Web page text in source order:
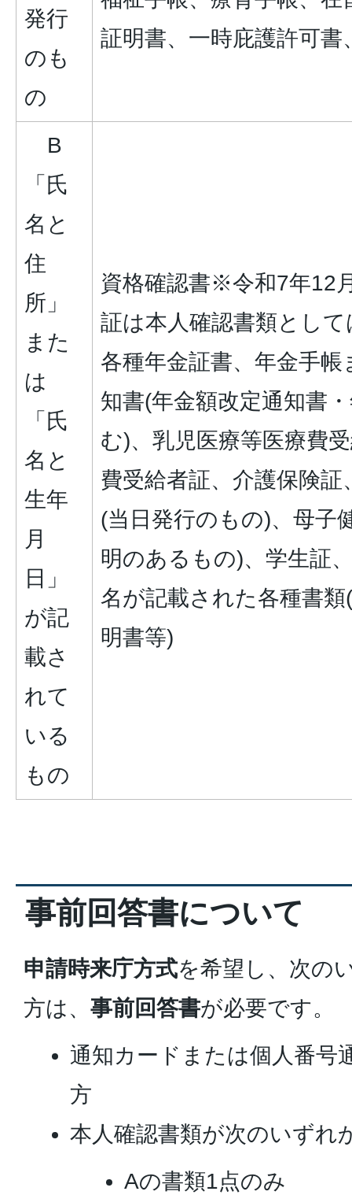
発行
のも
の
証明書、一時庇護許可書
B
「氏
名と
住
所」
また
は
「氏
名と
生年
月
日」
が記
載さ
れて
いる
もの
資格確認書※令和7年12
証は本人確認書類とし
各種年金証書、年金手
知書(年金額改定通知書
む)、乳児医療等医療費
費受給者証、介護保険
(当日発行のもの)、母子
明のあるもの)、学生証
名が記載された各種書
明書等)
事前回答書について
申請時来庁方式を希望し、次の
方は、 事前回答書が必要です。
通知カードまたは個人番号
方
本人確認書類が次のいずれ
Aの書類1点のみ